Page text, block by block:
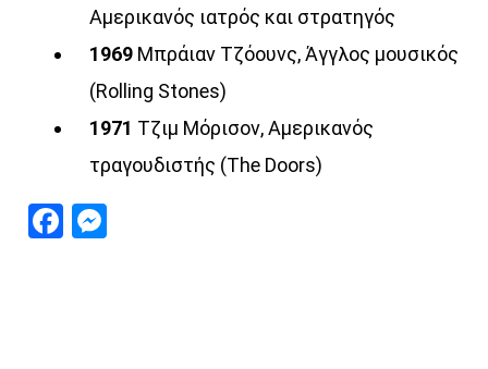
Αμερικανός ιατρός και στρατηγός
1969 Μπράιαν Τζόουνς, Άγγλος μουσικός
(Rolling Stones)
1971 Τζιμ Μόρισον, Αμερικανός
τραγουδιστής (The Doors)
Facebook